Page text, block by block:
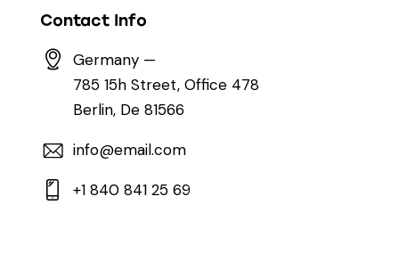
Contact Info
Germany —
785 15h Street, Office 478
Berlin, De 81566
info@email.com
+1 840 841 25 69